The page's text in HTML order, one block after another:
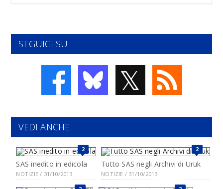
SEGUICI SU
𝕏
VEDI ANCHE
2
SAS inedito in edicola
NOTIZIE / 31/10/2013
2
Tutto SAS negli Archivi di Uruk
NOTIZIE / 31/10/2013